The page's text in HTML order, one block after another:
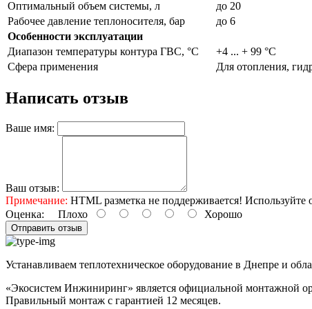
Оптимальный объем системы, л
до 20
Рабочее давление теплоносителя, бар
до 6
Особенности эксплуатации
Диапазон температуры контура ГВС, °С
+4 ... + 99 °C
Сфера применения
Для отопления,
Написать отзыв
Ваше имя:
Ваш отзыв:
Примечание: HTML разметка не поддерживается! Используйте
Оценка: Плохо Хорошо
Отправить отзыв
Устанавливаем теплотехническое оборудование в Днепре и
«Экосистем Инжиниринг» является официальной монтажной
Правильный монтаж с гарантией 12 месяцев.